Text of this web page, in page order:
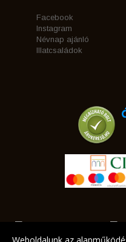
Facebook
Instagram
Névnap ajánló
Illatcsaládok